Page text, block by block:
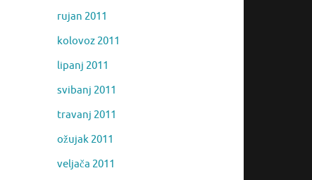
rujan 2011
kolovoz 2011
lipanj 2011
svibanj 2011
travanj 2011
ožujak 2011
veljača 2011